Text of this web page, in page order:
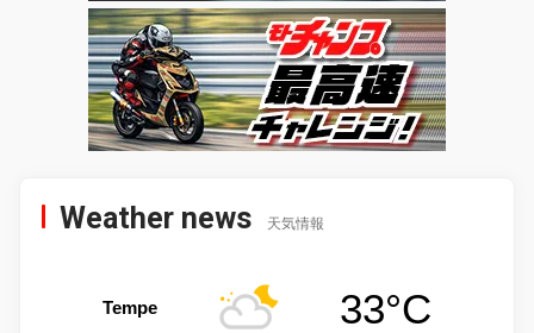
Weather news 天気情報
Tempe 33°C